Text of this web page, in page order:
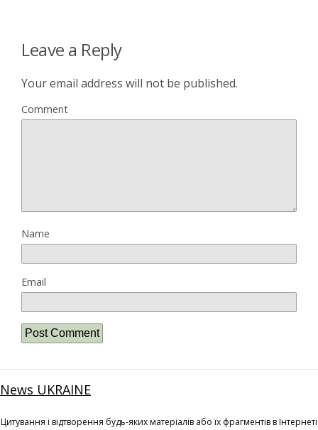
Leave a Reply
Your email address will not be published.
Comment
Name
Email
News UKRAINE
Цитування і відтворення будь-яких матеріалів або їх фрагментів в Інтернеті